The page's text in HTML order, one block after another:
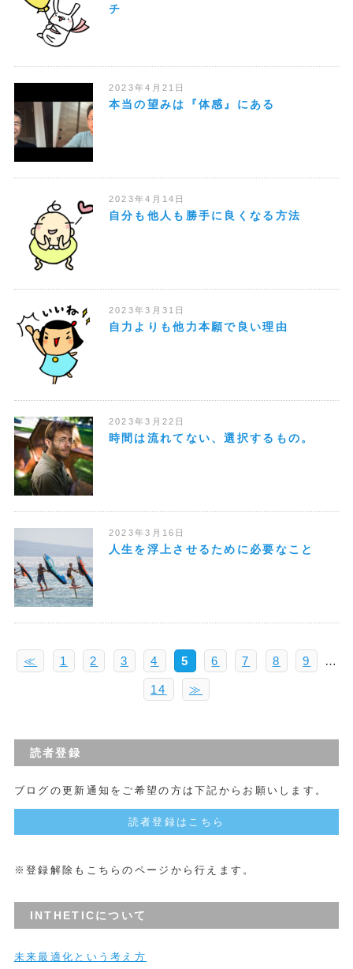
チ
2023年4月21日
本当の望みは『体感』にある
2023年4月14日
自分も他人も勝手に良くなる方法
2023年3月31日
自力よりも他力本願で良い理由
2023年3月22日
時間は流れてない、選択するもの。
2023年3月16日
人生を浮上させるために必要なこと
≪ 1 2 3 4 5 6 7 8 9 …
14 ≫
読者登録
ブログの更新通知をご希望の方は下記からお願いします。
読者登録はこちら
※登録解除もこちらのページから行えます。
INTHETICについて
未来最適化という考え方